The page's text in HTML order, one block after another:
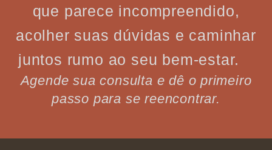
que parece incompreendido,
acolher suas dúvidas e caminhar
juntos rumo ao seu bem-estar.
Agende sua consulta e dê o primeiro
passo para se reencontrar.